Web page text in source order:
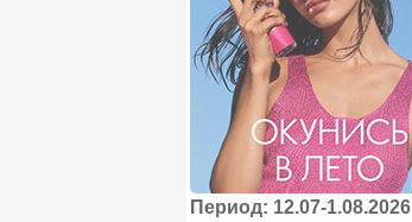
Период: 12.07-1.08.2026